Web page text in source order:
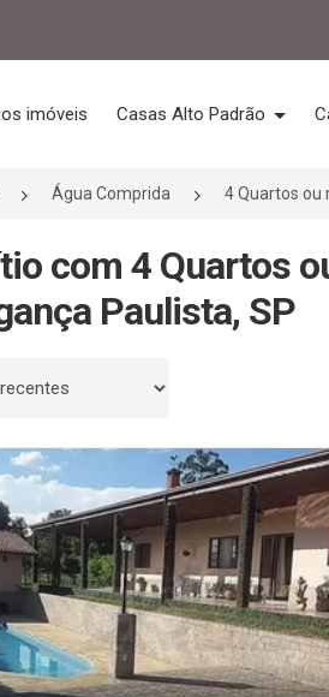
imóveis Casas Alto Padrão
Água Comprida 4 Quartos ou
com 4 Quartos
Paulista, SP
por